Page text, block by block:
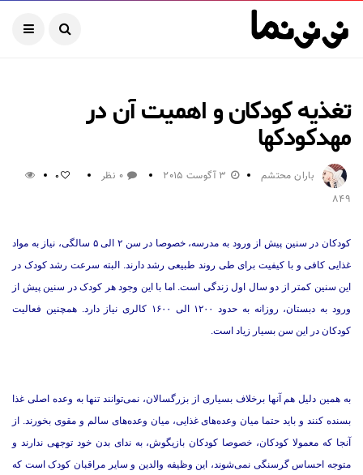
تغذیه کودکان و اهمیت آن در
مهدکودکها
باران محتشم 3 آگوست 2015 0 نظر 0
849
کودکان در سنین پیش از ورود به مدرسه، خصوصا در سن ۲ الی ۵ سالگی، نیاز به مواد
غذایی کافی و با کیفیت برای طی روند طبیعی رشد دارند. البته سرعت رشد کودک در
این سنین کمتر از دو سال اول زندگی است. اما با این وجود هر کودک در سنین پیش از
ورود به دبستان، روزانه به حدود ۱۲۰۰ الی ۱۶۰۰ کالری نیاز دارد. همچنین فعالیت
کودکان در این سن بسیار زیاد است.
به همین دلیل هم آنها برخلاف بسیاری از بزرگسالان، نمی‌توانند تنها به وعده اصلی غذا
بسنده کنند و باید حتما میان وعده‌های غذایی، میان وعده‌های سالم و مقوی بخورند. از
آنجا که معمولا کودکان، خصوصا کودکان بازیگوش، به ندای بدن خود توجهی ندارند و
متوجه احساس گرسنگی نمی‌شوند، این وظیفه والدین و سایر مراقبان کودک است که